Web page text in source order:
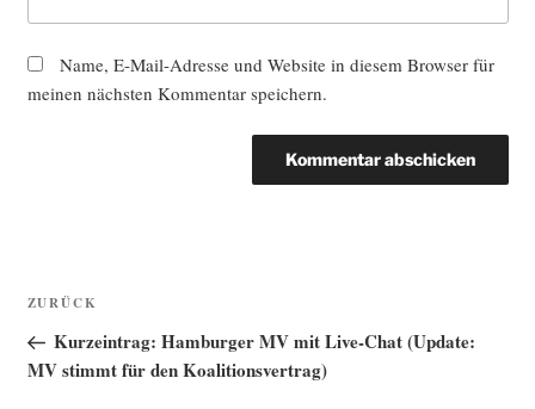
Name, E-Mail-Adresse und Website in diesem Browser für
meinen nächsten Kommentar speichern.
Beitragsnavigation
Vorheriger
Beitrag
ZURÜCK
Kurzeintrag: Hamburger MV mit Live-Chat (Update:
MV stimmt für den Koalitionsvertrag)